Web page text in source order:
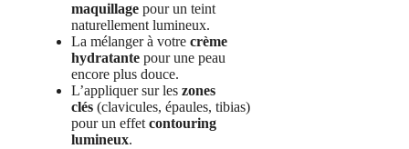
maquillage pour un teint
naturellement lumineux.
La mélanger à votre crème
hydratante pour une peau
encore plus douce.
L’appliquer sur les zones
clés (clavicules, épaules, tibias)
pour un effet contouring
lumineux.